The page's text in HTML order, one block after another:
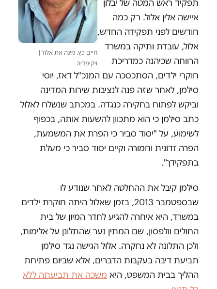
חיים כץ. מינה את אלול |
ויקיפדיה
תפקיד ראש המטה של יבלון
איישה אלין אלול. רק כמה
חודשים לפני תפקידה החדש,
אלול, עובדת ותיקה במשרד
הרווחה שכיהנה כמדריכת
חוקרי ילדים, הסתכסכה עם המנכ"ל דאז, יוסי
סילמן, לאחר שזה פנה לנציבות שירות המדינה
וביקש לפתוח בחקירה כנגדה. במכתב שנשלח לאלול
כתב סילמן כי הוא מתכוון להשעות אותה, בכפוף
לשימוע, על "יסוד סביר כי הפרת את המשמעת,
הפרה זדונית וחמורה וקיים יסוד סביר כי מעלת
בתפקידך".
סילמן קיבל את ההחלטה לאחר שנודע לו
שבספטמבר 2013, בזמן שאלול היתה חוקרת ילדים
במשרד, היא איחרה להגיע לחדר המיון של בית
החולים וולפסון, שם המתין נער שהתלונן על אלימות,
ולכן התלונה לא נחקרה. אלול הגישה נגד סילמן
תביעת דיבה בעקבות הדברים, אלא שביום פתיחת
ההליך בבית המשפט, היא משכה את תביעתה ללא